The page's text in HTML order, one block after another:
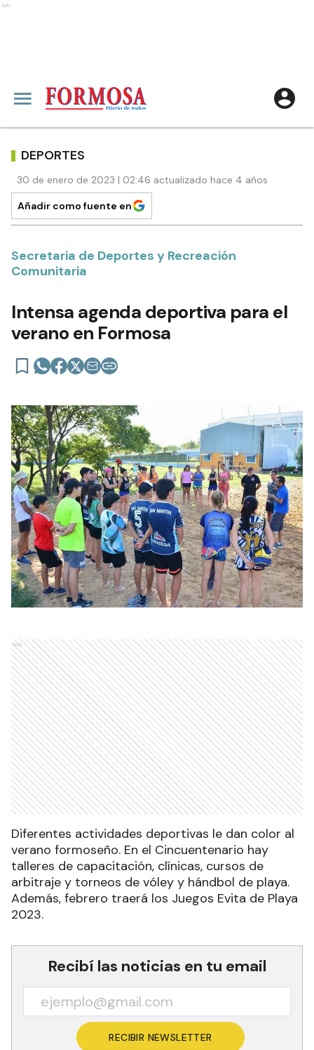
Ads
DEPORTES
30 de enero de 2023 | 02:46 actualizado hace 4 años
Añadir como fuente en
Secretaria de Deportes y Recreación
Comunitaria
Intensa agenda deportiva para el
verano en Formosa
Ads
Diferentes actividades deportivas le dan color al
verano formoseño. En el Cincuentenario hay
talleres de capacitación, clínicas, cursos de
arbitraje y torneos de vóley y hándbol de playa.
Además, febrero traerá los Juegos Evita de Playa
2023.
Recibí las noticias en tu email
RECIBIR NEWSLETTER